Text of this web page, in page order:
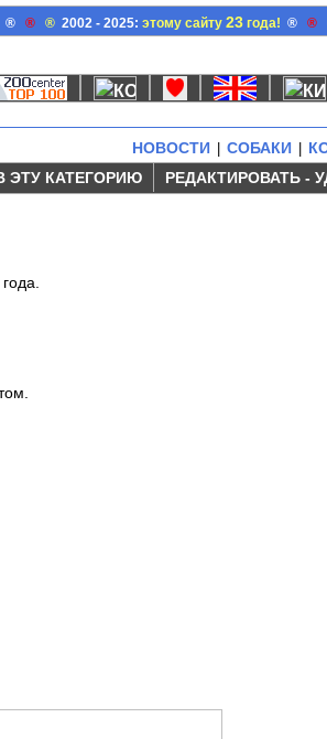
® ® ® 2002 - 2025:этому сайту23 года! ® ®
НОВОСТИ СОБАКИ
ЭТУ КАТЕГОРИЮ РЕДАКТИРОВАТЬ -